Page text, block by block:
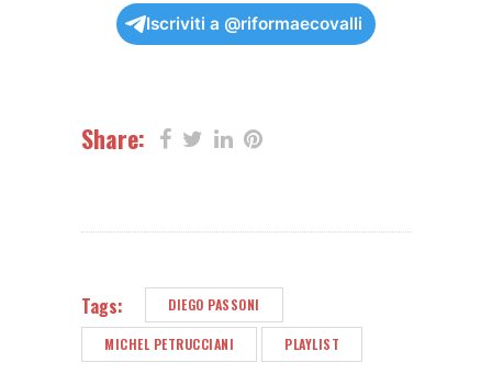
Iscriviti a @riformaecovalli
Share:
Tags: DIEGO PASSONI
MICHEL PETRUCCIANI PLAYLIST